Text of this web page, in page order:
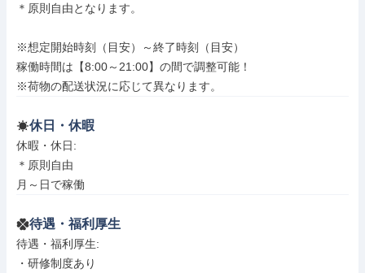
＊原則自由となります。
※想定開始時刻（目安）～終了時刻（目安）
稼働時間は【8:00～21:00】の間で調整可能！
※荷物の配送状況に応じて異なります。
休日・休暇
休暇・休日:
＊原則自由
月～日で稼働
待遇・福利厚生
待遇・福利厚生:
・研修制度あり